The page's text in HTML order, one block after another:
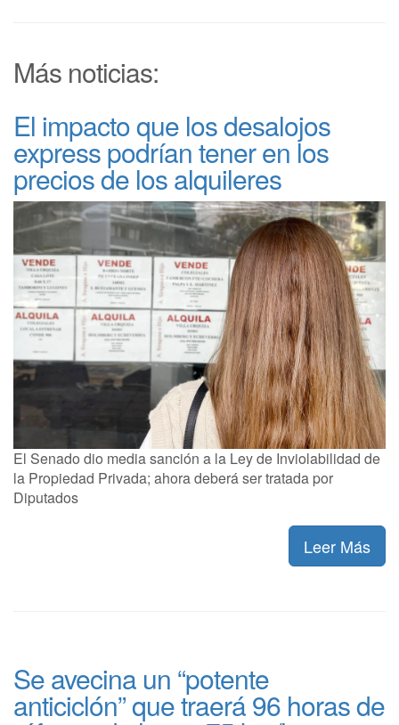
Más noticias:
El impacto que los desalojos
express podrían tener en los
precios de los alquileres
El Senado dio media sanción a la Ley de Inviolabilidad de
la Propiedad Privada; ahora deberá ser tratada por
Diputados
Leer Más
Se avecina un “potente
anticiclón” que traerá 96 horas de